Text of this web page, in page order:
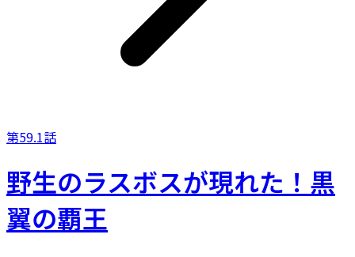
第59.1話
野生のラスボスが現れた！黒
翼の覇王